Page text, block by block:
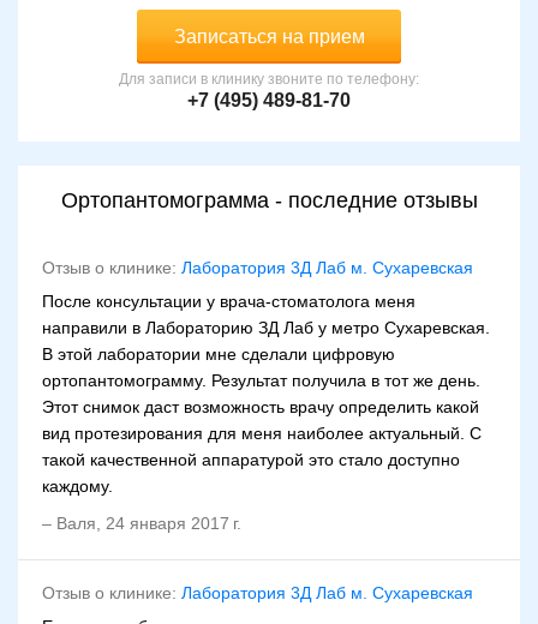
Записаться на прием
Для записи в клинику звоните по телефону:
+7 (495) 489-81-70
Ортопантомограмма - последние отзывы
Отзыв о клинике: Лаборатория 3Д Лаб м. Сухaревская
После консультации у врача-стоматолога меня
направили в Лабораторию ЗД Лаб у метро Сухаревская.
В этой лаборатории мне сделали цифровую
ортопантомограмму. Результат получила в тот же день.
Этот снимок даст возможность врачу определить какой
вид протезирования для меня наиболее актуальный. С
такой качественной аппаратурой это стало доступно
каждому.
– Валя 24 января 2017 г.
Отзыв о клинике: Лаборатория 3Д Лаб м. Сухaревская